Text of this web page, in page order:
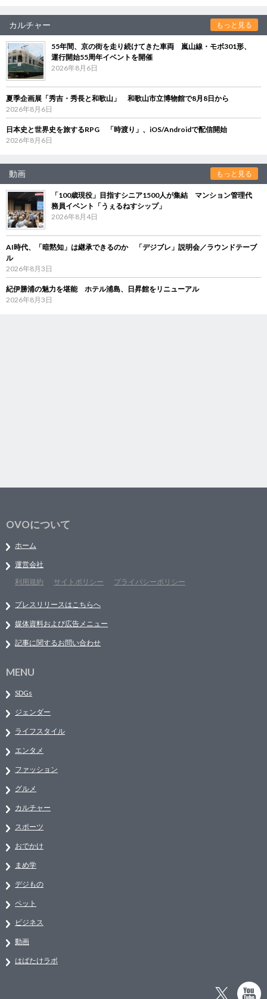
カルチャー もっと見る
55年間、京の街を走り続けてきた車両 嵐山線・モボ301形、
運行開始55周年イベントを開催
2026年8月6日
夏季企画展「秀吉・秀長と和歌山」 和歌山市立博物館で8月8日から
2026年8月6日
日本史と世界史を旅するRPG 「時渡り」、iOS/Androidで配信開始
2026年8月6日
動画 もっと見る
「100歳現役」目指すシニア1500人が集結 マンション管理代
務員イベント「うぇるねすシップ」
2026年8月4日
AI時代、「暗黙知」は継承できるのか 「デジブレ」説明会／ラウンドテーブ
ル
2026年8月3日
紀伊勝浦の魅力を堪能 ホテル浦島、日昇館をリニューアル
2026年8月3日
OVOについて
ホーム
運営会社
利用規約
サイトポリシー プライバシーポリシー
プレスリリースはこちらへ
媒体資料および広告メニュー
記事に関するお問い合わせ
MENU
SDGs
ジェンダー
ライフスタイル
エンタメ
ファッション
グルメ
カルチャー
スポーツ
おでかけ
まめ学
デジもの
ペット
ビジネス
動画
はばたけラボ